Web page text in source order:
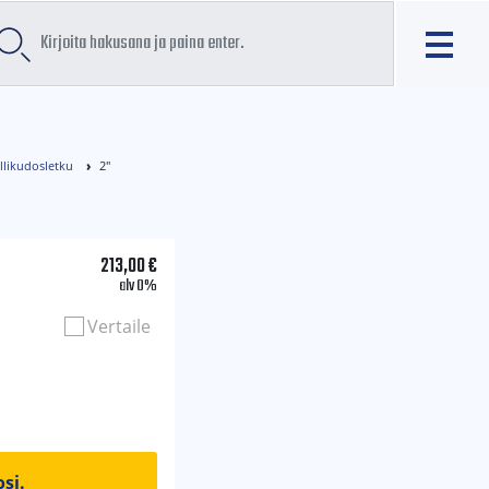
2"
213,00€
alv 0%
Vertaile